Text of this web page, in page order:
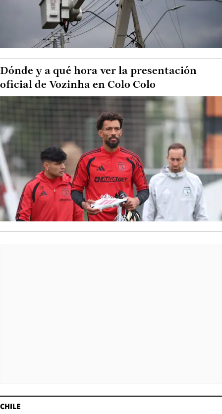
Dónde y a qué hora ver la presentación
oficial de Vozinha en Colo Colo
CHILE